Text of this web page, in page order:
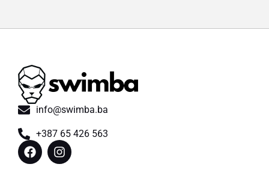
info@swimba.ba
+387 65 426 563